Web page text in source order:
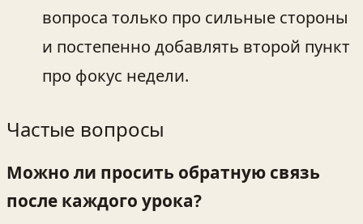
вопроса только про сильные стороны
и постепенно добавлять второй пункт
про фокус недели.
Частые вопросы
Можно ли просить обратную связь
после каждого урока?